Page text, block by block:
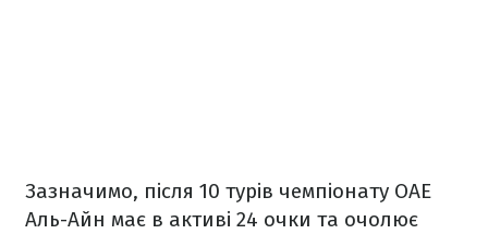
Зазначимо, після 10 турів чемпіонату ОАЕ
Аль-Айн має в активі 24 очки та очолює